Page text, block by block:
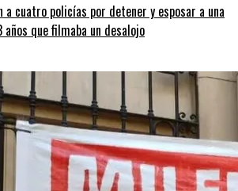
a cuatro policías por detener y esposar a una
años que filmaba un desalojo